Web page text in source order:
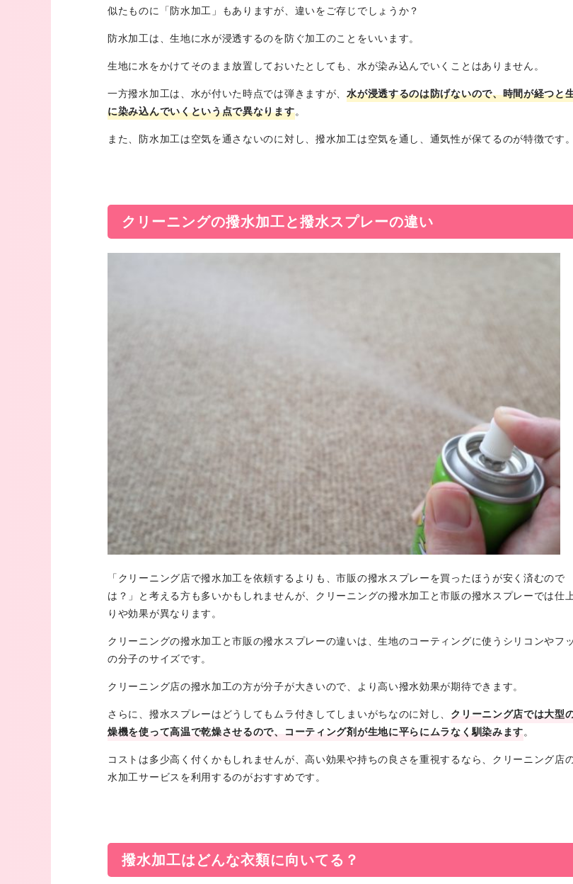
似たものに「防水加工」もありますが、違いをご存じでしょうか？
防水加工は、生地に水が浸透するのを防ぐ加工のことをいいます。
生地に水をかけてそのまま放置しておいたとしても、水が染み込んでいくことはありません。
一方撥水加工は、水が付いた時点では弾きますが、水が浸透するのは防げないので、時間が経つと
に染み込んでいくという点で異なります。
また、防水加工は空気を通さないのに対し、撥水加工は空気を通し、通気性が保てるのが特徴です。
クリーニングの撥水加工と撥水スプレーの違い
「クリーニング店で撥水加工を依頼するよりも、市販の撥水スプレーを買ったほうが安く済むので
は？」と考える方も多いかもしれませんが、クリーニングの撥水加工と市販の撥水スプレーでは仕
りや効果が異なります。
クリーニングの撥水加工と市販の撥水スプレーの違いは、生地のコーティングに使うシリコンやフ
の分子のサイズです。
クリーニング店の撥水加工の方が分子が大きいので、より高い撥水効果が期待できます。
さらに、撥水スプレーはどうしてもムラ付きしてしまいがちなのに対し、 クリーニング店では大型
燥機を使って高温で乾燥させるので、コーティング剤が生地に平らにムラなく馴染みます。
コストは多少高く付くかもしれませんが、高い効果や持ちの良さを重視するなら、クリーニング店
水加工サービスを利用するのがおすすめです。
撥水加工はどんな衣類に向いてる？